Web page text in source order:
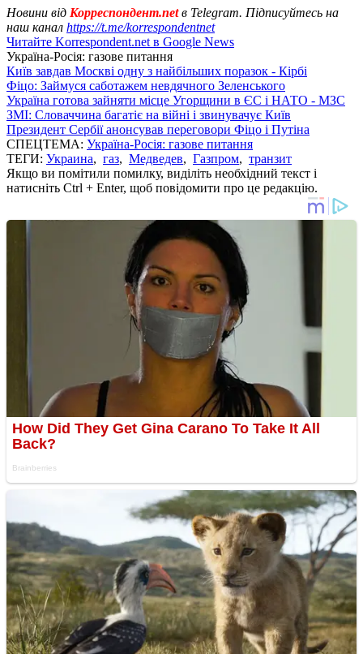
Новини від Корреспондент.netв Telegram. Підписуйтесь на
наш канал https://t.me/korrespondentnet
Читайте Korrespondent.net в Google News
Україна-Росія: газове питання
Київ завдав Москві одну з найбільших поразок - Кірбі
Фіцо: Займуся саботажем невдячного Зеленського
Україна готова зайняти місце Угорщини в ЄС і НАТО - МЗС
ЗМІ: Словаччина багатіє на війні і звинувачує Київ
Президент Сербії анонсував переговори Фіцо і Путіна
СПЕЦТЕМА: Україна-Росія: газове питання
ТЕГИ: Украина, газ, Медведев, Газпром, транзит
Якщо ви помітили помилку, виділіть необхідний текст і
натисніть Ctrl + Enter, щоб повідомити про це редакцію.